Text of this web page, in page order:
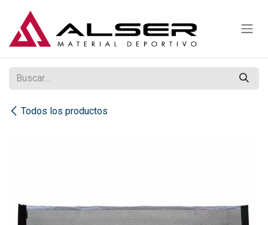
Todos los productos